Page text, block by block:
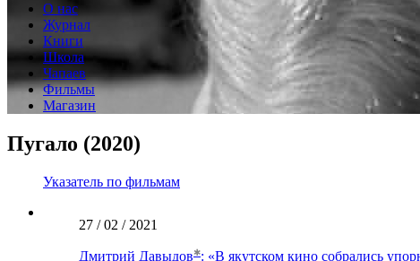
О нас
Журнал
Книги
Школа
Чапаев
Фильмы
Магазин
Пугало (2020)
Указатель по фильмам
27 / 02 / 2021
Дмитрий Давыдов : «В якутском кино собрались